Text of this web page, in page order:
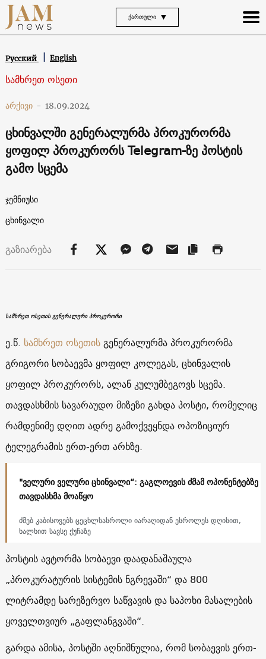
ᲥᲐᲠᲗᲣᲚᲘ
Русский English
სამხრეთ ოსეთი
არქივი - 18.09.2024
ცხინვალში გენერალურმა პროკურორმა
ყოფილ პროკურორს Telegram-ზე პოსტის
გამო სცემა
ჯემნიუსი
ცხინვალი
გაზიარება
სამხრეთ ოსეთის გენერალური პროკურორი
ე.წ. სამხრეთ ოსეთისგენერალურმა პროკურორმა
გრიგორი სობაევმა ყოფილ კოლეგას, ცხინვალის
ყოფილ პროკურორს, ალან კულუმბეგოვს სცემა.
თავდასხმის სავარაუდო მიზეზი გახდა პოსტი, რომელიც
რამდენიმე დღით ადრე გამოქვეყნდა ოპოზიციურ
ტელეგრამის ერთ-ერთ არხზე.
"ველური ველური ცხინვალი“: გაგლოევის ძმამ ოპონენტებზე
თავდასხმა მოაწყო
ძმებ კაბისოვებს ცეცხლსასროლი იარაღიდან ესროლეს დღისით,
ხალხით სავსე ქუჩაზე
პოსტის ავტორმა სობაევი დაადანაშაულა
„პროკურატურის სისტემის ნგრევაში“ და 800
ლიტრამდე სარეზერვო საწვავის და საპოხი მასალების
ყოველთვიურ „გაფლანგვაში“.
გარდა ამისა, პოსტში აღნიშნულია, რომ სობაევის ერთ-